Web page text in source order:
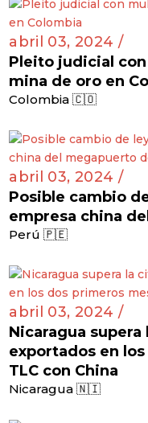
abril 03, 2024 /
Pleito judicial
mina de oro en
Colombia 🇨🇴
abril 03, 2024 /
Posible cambio
empresa china
Perú 🇵🇪
abril 03, 2024 /
Nicaragua
exportados en
TLC con China
Nicaragua 🇳🇮